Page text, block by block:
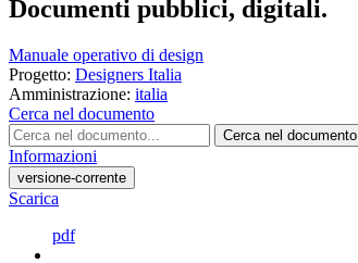
Documenti pubblici, digitali.
Manuale operativo di design
Progetto: Designers Italia
Amministrazione: italia
Cerca nel documento
Cerca nel documento
Informazioni
versione-corrente
Scarica
pdf